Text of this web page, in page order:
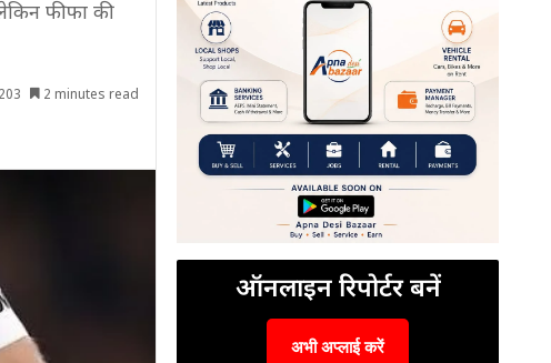
फीफा की
203 2 minutes read
ऑनलाइन रिपोर्टर बनें
अभी अप्लाई करें